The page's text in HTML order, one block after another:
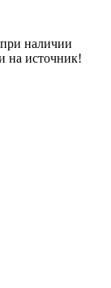
наличии
на источник!